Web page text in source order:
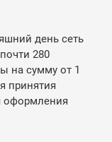
день сеть
280
на сумму от 1
принятия
оформления